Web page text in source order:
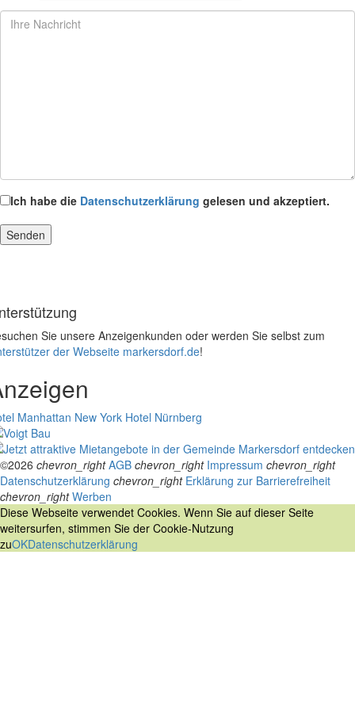
Ich habe die Datenschutzerklärung gelesen und akzeptiert.
Sie unsere Anzeigenkunden oder werden Sie selbst zum
der Webseite markersdorf.de!
Manhattan New York Hotel Nürnberg
©2026 chevron_right AGB chevron_right Impressum chevron_right
Datenschutzerklärung chevron_right Erklärung zur Barrierefreiheit
chevron_right Werben
Diese Webseite verwendet Cookies. Wenn Sie auf dieser Seite
weitersurfen, stimmen Sie der Cookie-Nutzung
zuOKDatenschutzerklärung